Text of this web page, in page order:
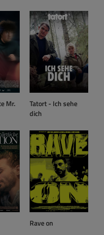
Mr.
Tatort - Ich sehe
dich
Rave on